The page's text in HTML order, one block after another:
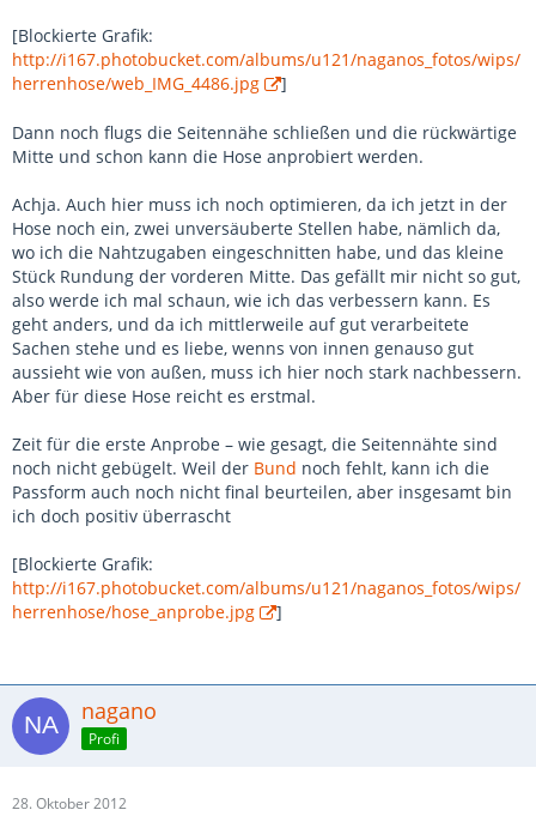
[Blockierte Grafik:
http://i167.photobucket.com/albums/u121/naganos_fotos/wips/
herrenhose/web_IMG_4486.jpg
]
Dann noch flugs die Seitennähe schließen und die rückwärtige
Mitte und schon kann die Hose anprobiert werden.
Achja. Auch hier muss ich noch optimieren, da ich jetzt in der
Hose noch ein, zwei unversäuberte Stellen habe, nämlich da,
wo ich die Nahtzugaben eingeschnitten habe, und das kleine
Stück Rundung der vorderen Mitte. Das gefällt mir nicht so gut,
also werde ich mal schaun, wie ich das verbessern kann. Es
geht anders, und da ich mittlerweile auf gut verarbeitete
Sachen stehe und es liebe, wenns von innen genauso gut
aussieht wie von außen, muss ich hier noch stark nachbessern.
Aber für diese Hose reicht es erstmal.
Zeit für die erste Anprobe – wie gesagt, die Seitennähte sind
noch nicht gebügelt. Weil der Bund noch fehlt, kann ich die
Passform auch noch nicht final beurteilen, aber insgesamt bin
ich doch positiv überrascht
[Blockierte Grafik:
http://i167.photobucket.com/albums/u121/naganos_fotos/wips/
herrenhose/hose_anprobe.jpg
]
nagano
Profi
28. Oktober 2012